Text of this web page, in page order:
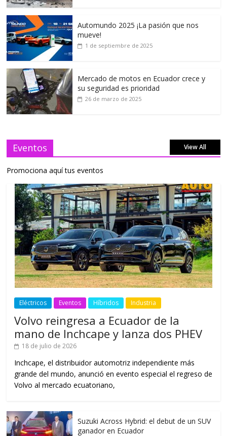
Automundo 2025 ¡La pasión que nos
mueve!
1 de septiembre de 2025
Mercado de motos en Ecuador crece y
su seguridad es prioridad
26 de marzo de 2025
Eventos View All
Promociona aquí tus eventos
Eléctricos Eventos Híbridos Industria
Volvo reingresa a Ecuador de la
mano de Inchcape y lanza dos PHEV
18 de julio de 2026
Inchcape, el distribuidor automotriz independiente más
grande del mundo, anunció en evento especial el regreso de
Volvo al mercado ecuatoriano,
Suzuki Across Hybrid: el debut de un SUV
ganador en Ecuador